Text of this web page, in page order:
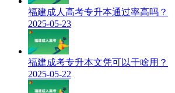
福建成人高考专升本通过率高吗？
2025-05-23
福建成考专升本文凭可以干啥用？
2025-05-22